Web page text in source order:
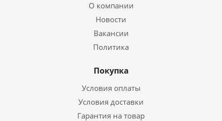
О компании
Новости
Вакансии
Политика
Покупка
Условия оплаты
Условия доставки
Гарантия на товар